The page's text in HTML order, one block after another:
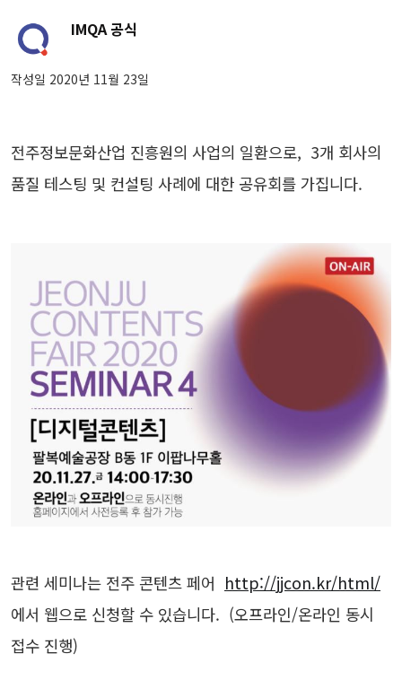
IMQA 공식
작성일 2020년 11월 23일
전주정보문화산업 진흥원의 사업의 일환으로, 3개 회사의
품질 테스팅 및 컨설팅 사례에 대한 공유회를 가집니다.
관련 세미나는 전주 콘텐츠 페어 http://jjcon.kr/html/
에서 웹으로 신청할 수 있습니다. (오프라인/온라인 동시
접수 진행)